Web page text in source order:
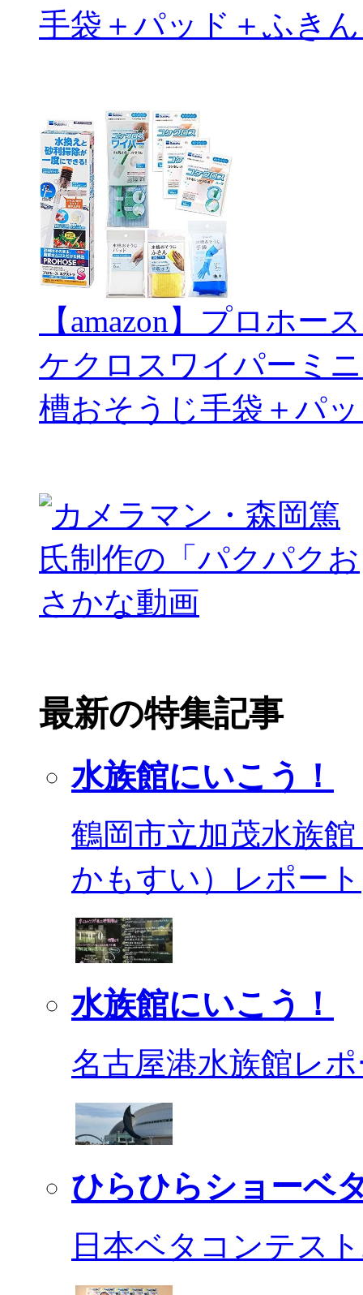
手袋＋パッド＋ふき
【amazon】プロホー
ケクロスワイパーミ
槽おそうじ手袋＋パ
最新の特集記事
水族館にいこう！
鶴岡市立加茂水族
かもすい）レポート
水族館にいこう！
名古屋港水族館レ
ひらひらショーベ
日本ベタコンテス